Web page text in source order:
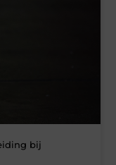
bij